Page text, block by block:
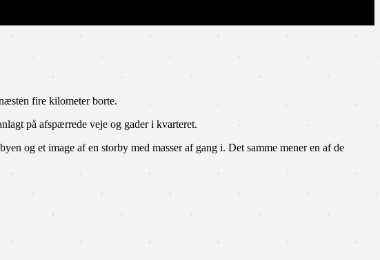
fire kilometer borte.
på afspærrede veje og gader i kvarteret.
og et image af en storby med masser af gang i. Det samme mener en af de